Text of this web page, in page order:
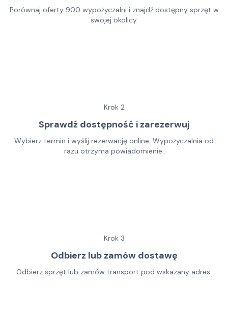
Porównaj oferty 900 wypożyczalni i znajdź dostępny sprzęt w
swojej okolicy.
Krok 2
Sprawdź dostępność i zarezerwuj
Wybierz termin i wyślij rezerwację online. Wypożyczalnia od
razu otrzyma powiadomienie.
Krok 3
Odbierz lub zamów dostawę
Odbierz sprzęt lub zamów transport pod wskazany adres.